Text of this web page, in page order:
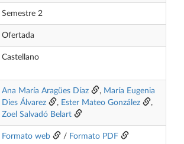
Semestre 2
Ofertada
Castellano
Ana María Aragües Díaz , María Eugenia
Dies Álvarez
, Ester Mateo González
,
Zoel Salvadó Belart
Formato web / Formato PDF